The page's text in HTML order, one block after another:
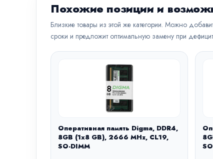
Похожие позиции и
Близкие товары из этой же категории. Можно
сроки и предложит оптимальную замену при
Оперативная память Digma, DDR4,
8GB (1x8 GB), 2666 MHz, CL19,
SO-DIMM